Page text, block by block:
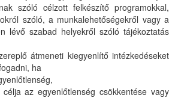
szóló célzott felkészítő programokkal,
szóló, a munkalehetőségekről vagy a
lévő szabad helyekről szóló tájékoztatás
átmeneti kiegyenlítő intézkedéseket
ha
az egyenlőtlenség csökkentése vagy